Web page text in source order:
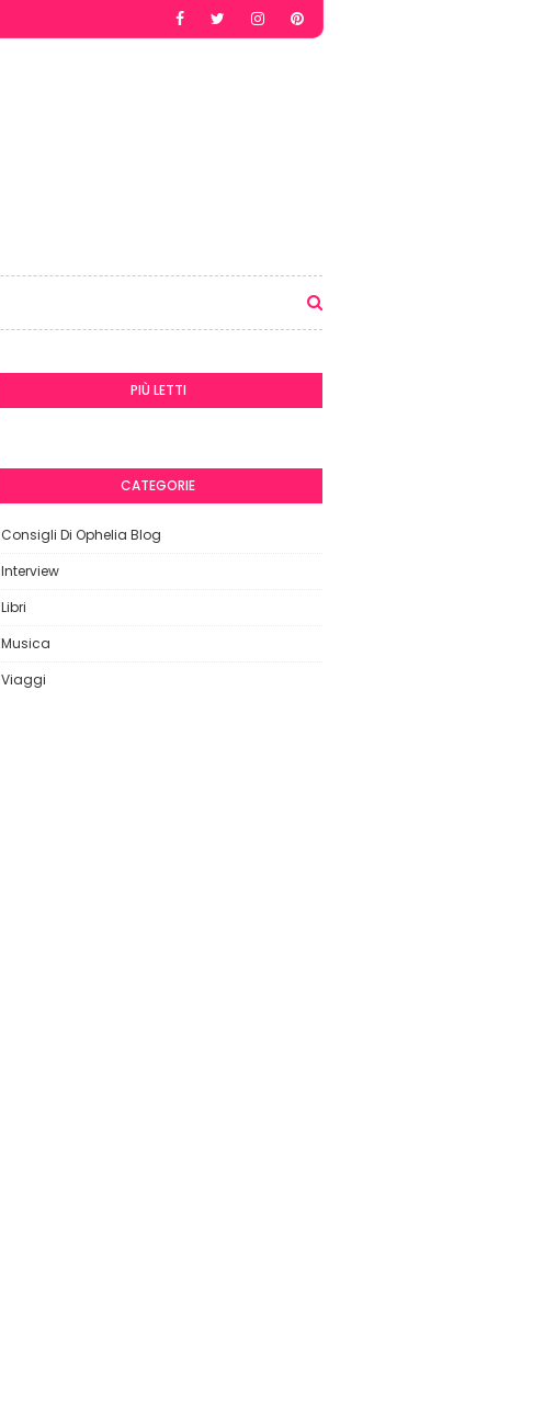
PIÙ LETTI
CATEGORIE
Consigli Di Ophelia Blog
Interview
Libri
Musica
Viaggi